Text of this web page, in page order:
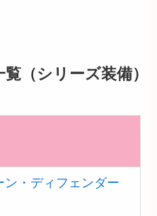
（シリーズ装備）
ン・ディフェンダー